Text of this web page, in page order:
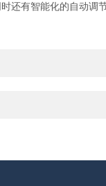
有智能化的自动调